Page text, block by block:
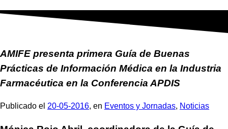
Skip
AMIFE presenta primera Guía de Buenas
Prácticas de Información Médica en la Industria
Farmacéutica en la Conferencia APDIS
Publicado el 20-05-2016, en Eventos y Jornadas, Noticias